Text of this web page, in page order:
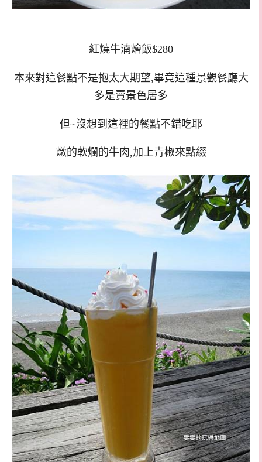
紅燒牛湳燴飯$280
本來對這餐點不是抱太大期望,畢竟這種景觀餐廳大
多是賣景色居多
但~沒想到這裡的餐點不錯吃耶
燉的軟爛的牛肉,加上青椒來點綴